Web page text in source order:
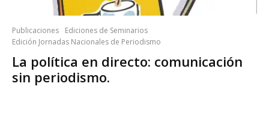
Publicaciones
Ediciones de Seminarios
Edición Jornadas Nacionales de Periodismo
La política en directo: comunicación
sin periodismo.